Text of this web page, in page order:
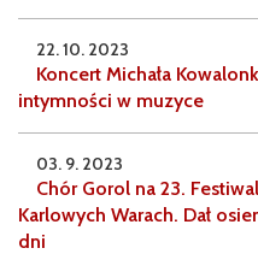
22. 10. 2023
Koncert Michała
intymności w muzyce
03. 9. 2023
Chór Gorol na 23.
Karlowych Warach. Dał
dni